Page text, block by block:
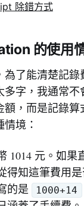
除錯方式
的使用
為了能清楚記
字，我通常不
額，而是記錄算
境：
1014 元。如果
得知這筆費用
的是
1000+14